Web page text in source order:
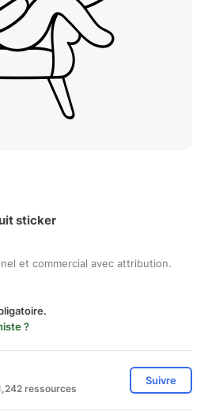
sticker
et commercial avec attribution.
?
ressources
Suivre